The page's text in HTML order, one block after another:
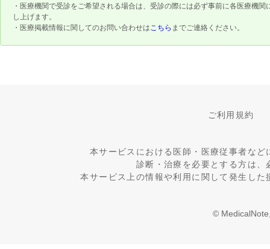
・医療機関で受診をご希望される場合は、受診の際には必ず事前に各医療機
し上げます。
・医療掲載情報に関してのお問い合わせはこちら までご連絡ください。
ご利用規約
本サービスにおける医師・医療従事者な
診断・治療を必要とする方は
本サービス上の情報や利用に関して発生し
©